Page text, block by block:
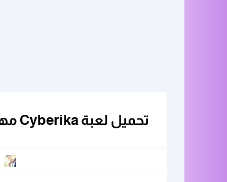
تحميل لعبة Cyberika مهكرة للأندرويد برابط مباشر من ميديافاير